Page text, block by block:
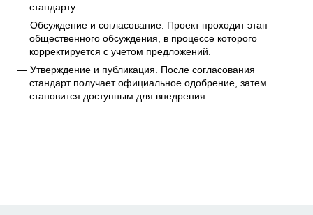
стандарту.
Обсуждение и согласование. Проект проходит этап
общественного обсуждения, в процессе которого
корректируется с учетом предложений.
Утверждение и публикация. После согласования
стандарт получает официальное одобрение, затем
становится доступным для внедрения.